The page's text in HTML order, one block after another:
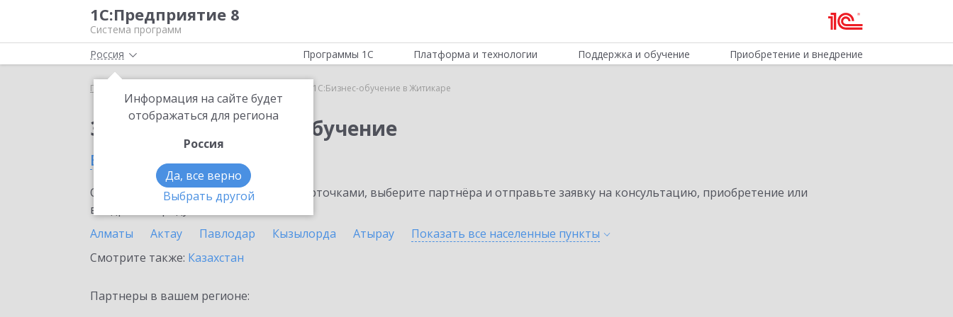
1С:Предприятие 8
Система программ
Россия
Информация на сайте будет
отображаться для региона
Россия
Да, все верно
Выбрать другой
Программы 1С Платформа и технологии Поддержка и обучение Приобретение и внедрение
Главная 1С:Бизнес-обучение в Житикаре
Заказать 1С:Бизнес-обучение
в Житикаре
Ознакомьтесь с информационными карточками, выберите партнёра и отправьте заявку на консультацию, приобретение или
внедрение продукта.
Алматы
Актау Павлодар Кызылорда Атырау Показать все населенные пункты
Смотрите также: Казахстан
Партнеры в вашем регионе: